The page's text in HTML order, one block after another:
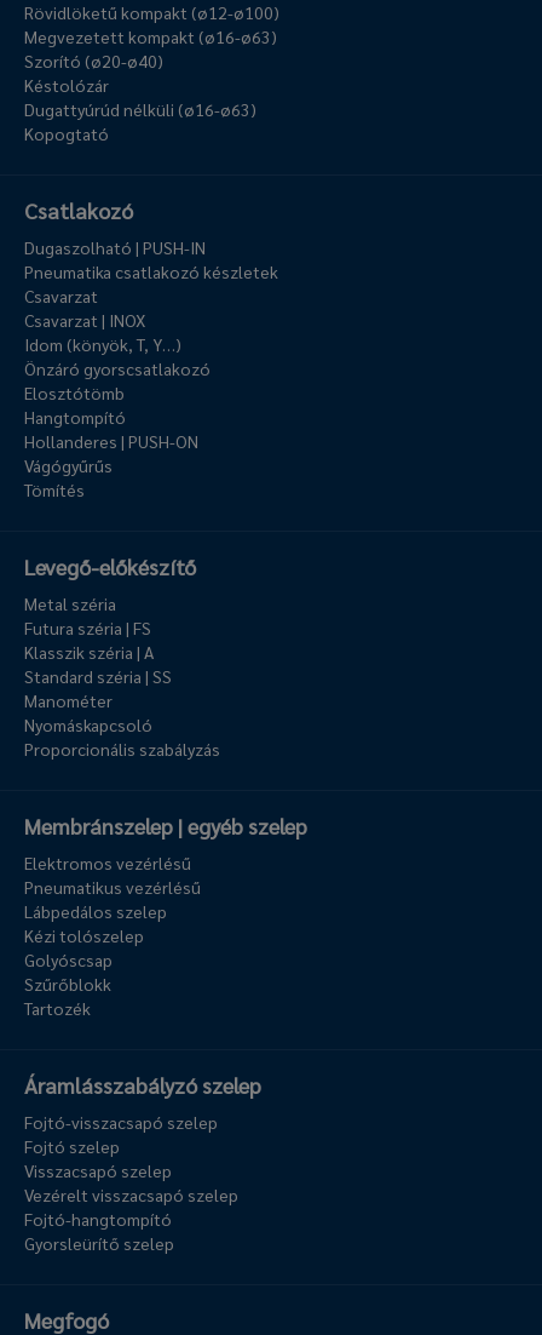
Rövidlöketű kompakt (ø12-ø100)
Megvezetett kompakt (ø16-ø63)
Szorító (ø20-ø40)
Késtolózár
Dugattyúrúd nélküli (ø16-ø63)
Kopogtató
Csatlakozó
Dugaszolható | PUSH-IN
Pneumatika csatlakozó készletek
Csavarzat
Csavarzat | INOX
Idom (könyök, T, Y…)
Önzáró gyorscsatlakozó
Elosztótömb
Hangtompító
Hollanderes | PUSH-ON
Vágógyűrűs
Tömítés
Levegő-előkészítő
Metal széria
Futura széria | FS
Klasszik széria | A
Standard széria | SS
Manométer
Nyomáskapcsoló
Proporcionális szabályzás
Membránszelep | egyéb szelep
Elektromos vezérlésű
Pneumatikus vezérlésű
Lábpedálos szelep
Kézi tolószelep
Golyóscsap
Szűrőblokk
Tartozék
Áramlásszabályzó szelep
Fojtó-visszacsapó szelep
Fojtó szelep
Visszacsapó szelep
Vezérelt visszacsapó szelep
Fojtó-hangtompító
Gyorsleürítő szelep
Megfogó